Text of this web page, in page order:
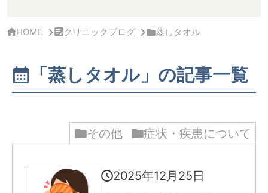
HOME クリニックブログ 蒸しタオル
「蒸しタオル」の記事一覧
その他 症状・疾患について
2025年12月25日